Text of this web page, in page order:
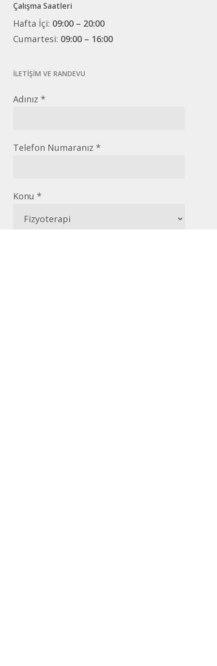
Çalışma Saatleri
Hafta İçi: 09:00 – 20:00
Cumartesi: 09:00 – 16:00
İLETİŞİM VE RANDEVU
Adınız *
Telefon Numaranız *
Konu *